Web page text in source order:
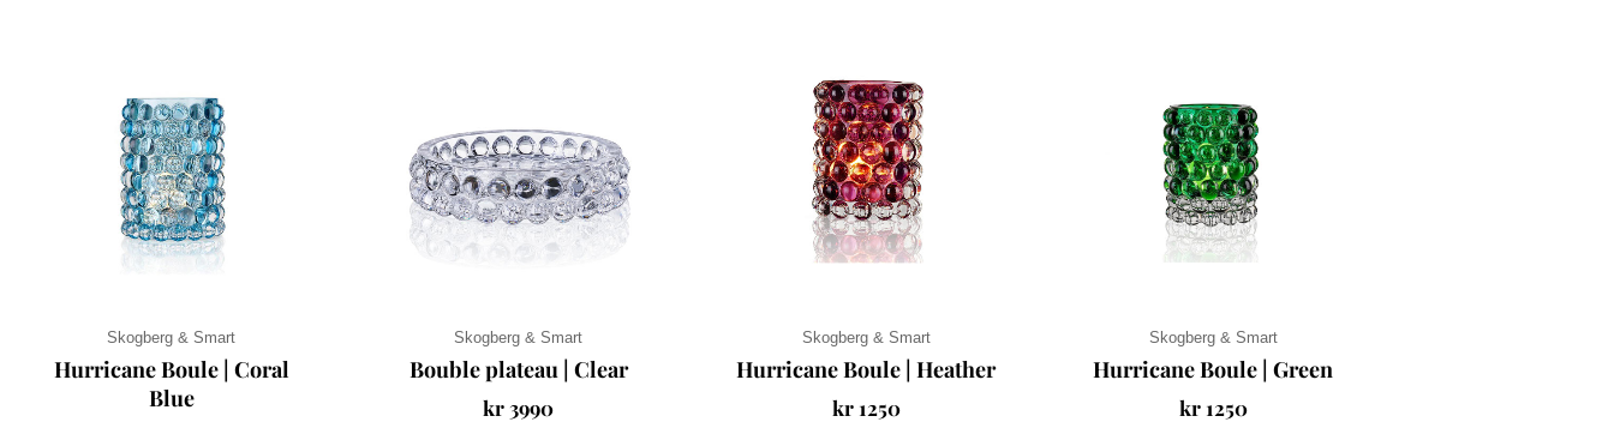
Skogberg & Smart
Hurricane Boule | Coral
Blue
Skogberg & Smart
Bouble plateau | Clear
kr 3990
Skogberg & Smart
Hurricane Boule | Heather
kr1250
Skogberg & Smart
Hurricane Boule | Green
kr1250